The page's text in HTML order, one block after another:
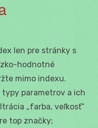
len pre stránky s
hodnotné
mimo indexu.
parametrov a ich
„farba, veľkosť“
top značky;